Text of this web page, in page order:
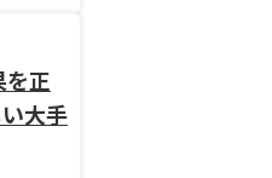
ら
を正
大手